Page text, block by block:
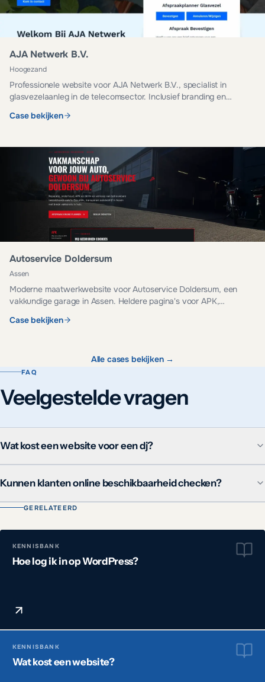
AJA Netwerk B.V.
Hoogezand
Professionele website voor AJA Netwerk B.V., specialist in
glasvezelaanleg in de telecomsector. Inclusief branding en
Case bekijken
Autoservice Doldersum
Assen
Moderne maatwerkwebsite voor Autoservice Doldersum, een
vakkundige garage in Assen. Heldere pagina's voor APK,
Case bekijken
Alle cases bekijken →
FAQ
Veelgestelde vragen
Wat kost een website voor een dj?
Kunnen klanten online beschikbaarheid checken?
GERELATEERD
KENNISBANK
Hoe log ik in op WordPress?
KENNISBANK
Wat kost een website?